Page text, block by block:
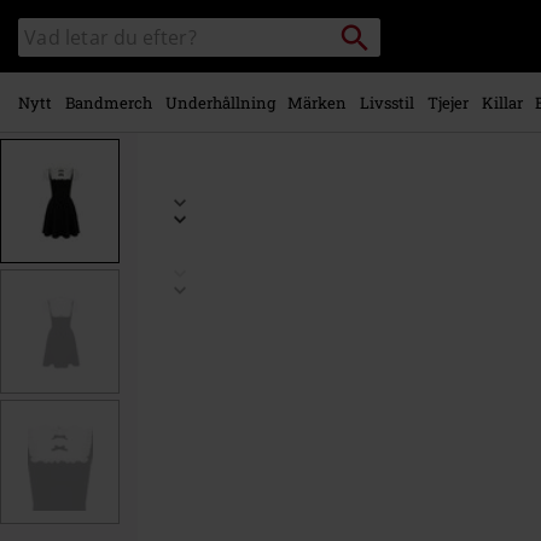
Gå till
huvudinnehåll
Sök
i
katalogen
Sök
Nytt Bandmerch Underhållning Märken Livsstil Tjejer Killar
www.emp-
p/alice-
575293.html